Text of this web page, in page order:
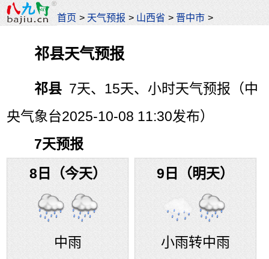
首页 > 天气预报 > 山西省 > 晋中市 >
祁县天气预报
祁县 7天、15天、小时天气预报（中
央气象台2025-10-08 11:30发布）
7天预报
8日（今天）
中雨
9日（明天）
小雨转中雨